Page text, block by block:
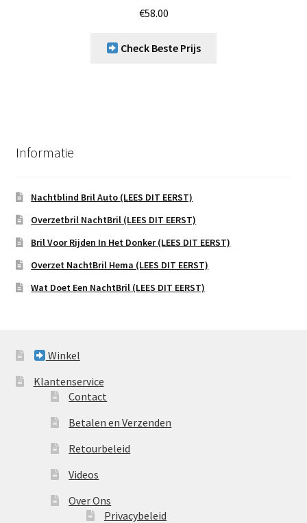
€58.00
Check Beste Prijs
Informatie
Nachtblind Bril Auto (LEES DIT EERST)
Overzetbril NachtBril (LEES DIT EERST)
Bril Voor Rijden In Het Donker (LEES DIT EERST)
Overzet NachtBril Hema (LEES DIT EERST)
Wat Doet Een NachtBril (LEES DIT EERST)
Winkel
Klantenservice
Contact
Betalen en Verzenden
Retourbeleid
Videos
Over Ons
Privacybeleid